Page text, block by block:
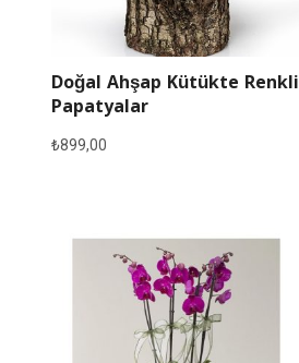
Doğal Ahşap Kütükte Renkli
Papatyalar
₺899,00